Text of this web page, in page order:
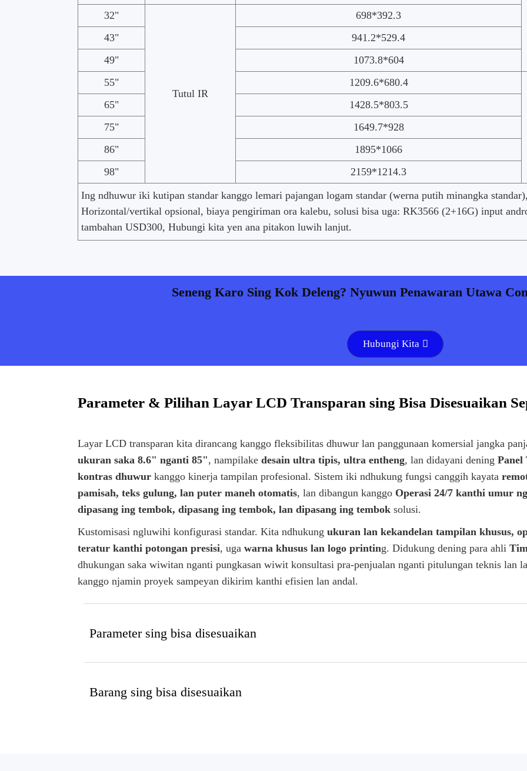
32"
Tutul IR
698*392.3
43"
941.2*529.4
49"
1073.8*604
55"
1209.6*680.4
65"
1428.5*803.5
75"
1649.7*928
86"
1895*1066
98"
2159*1214.3
Ing ndhuwur iki kutipan standar kanggo lemari pajangan logam standar (werna putih minangka
Horizontal/vertikal opsional, biaya pengiriman ora kalebu, solusi bisa uga: RK3566 (2+16G) input
tambahan USD300, Hubungi kita yen ana pitakon luwih lanjut.
Seneng Karo Sing Kok Deleng? Nyuwun Penawaran Utawa
Hubungi Kita
Parameter & Pilihan Layar LCD Transparan sing Bisa Disesuaikan
Layar LCD transparan kita dirancang kanggo fleksibilitas dhuwur lan panggunaan komersial jangka
ukuran saka 8.6" nganti 85", nampilake desain ultra tipis, ultra entheng, lan didayani dening
kontras dhuwur kanggo kinerja tampilan profesional. Sistem iki ndhukung fungsi canggih kayata
pamisah, teks gulung, lan puter maneh otomatis, lan dibangun kanggo Operasi 24/7 kanthi umur
dipasang ing tembok, dipasang ing tembok, lan dipasang ing tembok solusi.
Kustomisasi ngluwihi konfigurasi standar. Kita ndhukung ukuran lan kekandelan tampilan khusus,
teratur kanthi potongan presisi, uga warna khusus lan logo printing. Didukung dening para ahli
dhukungan saka wiwitan nganti pungkasan wiwit konsultasi pra-penjualan nganti pitulungan teknis lan
kanggo njamin proyek sampeyan dikirim kanthi efisien lan andal.
Parameter sing bisa disesuaikan
Barang sing bisa disesuaikan